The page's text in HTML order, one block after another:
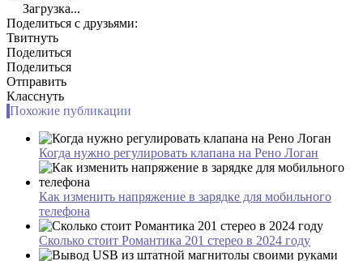
Загрузка...
Поделиться с друзьями:
Твитнуть
Поделиться
Поделиться
Отправить
Класснуть
Похожие публикации
Когда нужно регулировать клапана на Рено Логан
Как изменить напряжение в зарядке для мобильного
телефона
Сколько стоит Романтика 201 стерео в 2024 году